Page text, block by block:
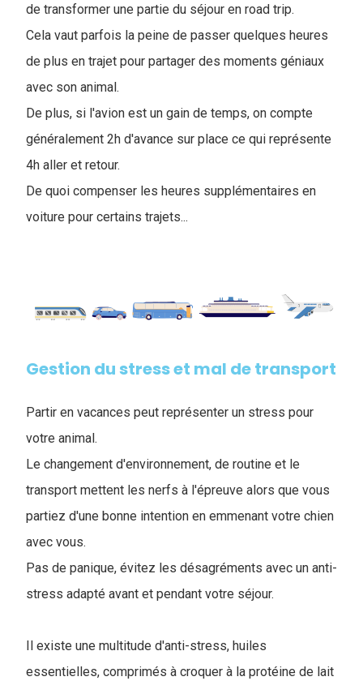
de transformer une partie du séjour en road trip.
Cela vaut parfois la peine de passer quelques heures
de plus en trajet pour partager des moments géniaux
avec son animal.
De plus, si l'avion est un gain de temps, on compte
généralement 2h d'avance sur place ce qui représente
4h aller et retour.
De quoi compenser les heures supplémentaires en
voiture pour certains trajets...
Gestion du stress et mal de transport
Partir en vacances peut représenter un stress pour
votre animal.
Le changement d'environnement, de routine et le
transport mettent les nerfs à l'épreuve alors que vous
partiez d'une bonne intention en emmenant votre chien
avec vous.
Pas de panique, évitez les désagréments avec un anti-
stress adapté avant et pendant votre séjour.
Il existe une multitude d'anti-stress, huiles
essentielles, comprimés à croquer à la protéine de lait